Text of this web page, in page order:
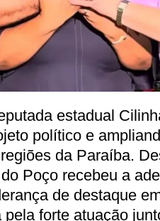
estadual
político e
da Paraíba.
Poço recebeu a
de destaque
pela forte atuação